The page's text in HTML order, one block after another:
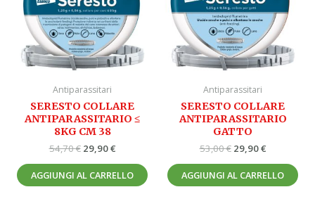
Antiparassitari
SERESTO COLLARE
ANTIPARASSITARIO ≤
8KG CM 38
54,70€ 29,90€
AGGIUNGI AL CARRELLO
Antiparassitari
SERESTO COLLARE
ANTIPARASSITARIO
GATTO
53,00€ 29,90€
AGGIUNGI AL CARRELLO